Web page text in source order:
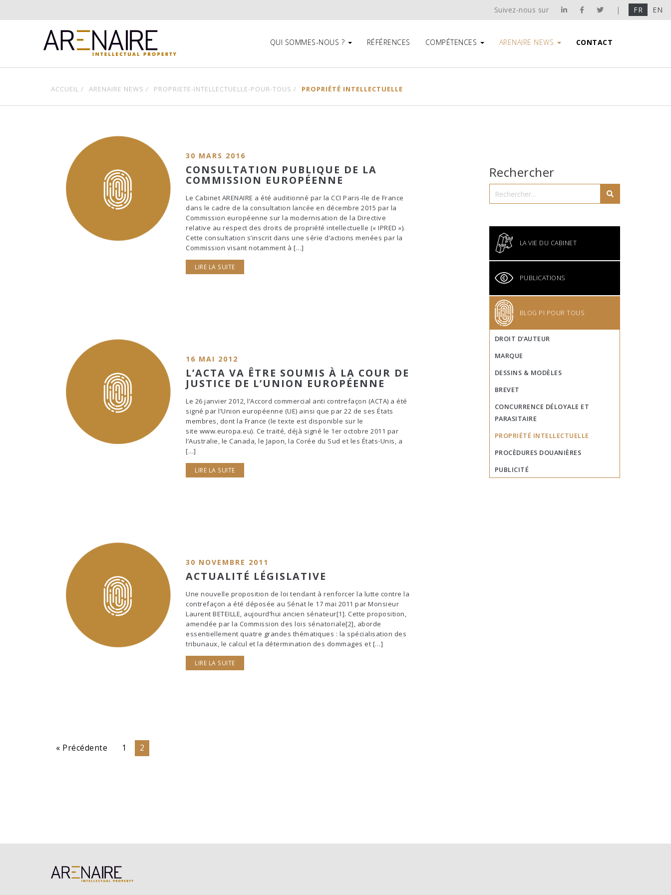
Suivez-nous sur | FR EN
QUI SOMMES-NOUS ? RÉFÉRENCES COMPÉTENCES ARENAIRE NEWS CONTACT
ACCUEIL / ARENAIRE NEWS / PROPRIETE-INTELLECTUELLE-POUR-TOUS / PROPRIÉTÉ INTELLECTUELLE
30 MARS 2016
CONSULTATION PUBLIQUE DE LA
COMMISSION EUROPÉENNE
Le Cabinet ARENAIRE a été auditionné par la CCI Paris-Ile de France
dans le cadre de la consultation lancée en décembre 2015 par la
Commission européenne sur la modernisation de la Directive
relative au respect des droits de propriété intellectuelle (« IPRED »).
Cette consultation s’inscrit dans une série d’actions menées par la
Commission visant notamment à […]
LIRE LA SUITE
16 MAI 2012
L’ACTA VA ÊTRE SOUMIS À LA COUR DE
JUSTICE DE L’UNION EUROPÉENNE
Le 26 janvier 2012, l’Accord commercial anti contrefaçon (ACTA) a été
signé par l’Union européenne (UE) ainsi que par 22 de ses États
membres, dont la France (le texte est disponible sur le
site www.europa.eu). Ce traité, déjà signé le 1er octobre 2011 par
l’Australie, le Canada, le Japon, la Corée du Sud et les États-Unis, a
[…]
LIRE LA SUITE
30 NOVEMBRE 2011
ACTUALITÉ LÉGISLATIVE
Une nouvelle proposition de loi tendant à renforcer la lutte contre la
contrefaçon a été déposée au Sénat le 17 mai 2011 par Monsieur
Laurent BETEILLE, aujourd’hui ancien sénateur[1]. Cette proposition,
amendée par la Commission des lois sénatoriale[2], aborde
essentiellement quatre grandes thématiques : la spécialisation des
tribunaux, le calcul et la détermination des dommages et […]
LIRE LA SUITE
« Précédente 1 2
Rechercher
LA VIE DU CABINET
PUBLICATIONS
BLOG PI POUR TOUS
DROIT D’AUTEUR
MARQUE
DESSINS & MODÈLES
BREVET
CONCURRENCE DÉLOYALE ET
PARASITAIRE
PROPRIÉTÉ INTELLECTUELLE
PROCÈDURES DOUANIÈRES
PUBLICITÉ